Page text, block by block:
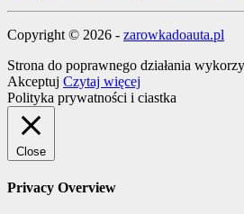
Copyright © 2026 - zarowkadoauta.pl
Strona do poprawnego działania
Akceptuj Czytaj więcej
Polityka prywatności i ciastka
Close
Privacy Overview